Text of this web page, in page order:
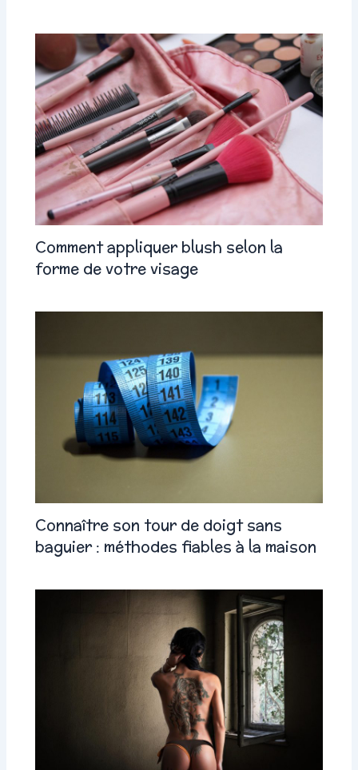
Comment appliquer blush selon la
forme de votre visage
Connaître son tour de doigt sans
baguier : méthodes fiables à la maison